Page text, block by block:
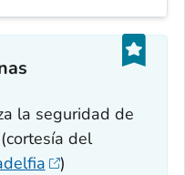
la seguridad de
del
)